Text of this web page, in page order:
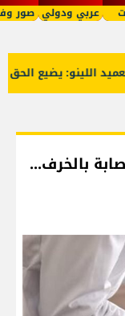
عربي ودولي صور
اللينو: يضيع الحق
بالخرف...